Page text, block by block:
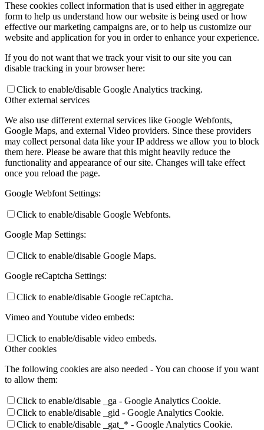
These cookies collect information that is used either in aggregate
form to help us understand how our website is being used or how
effective our marketing campaigns are, or to help us customize our
website and application for you in order to enhance your experience.
If you do not want that we track your visit to our site you can
disable tracking in your browser here:
Click to enable/disable Google Analytics tracking.
Other external services
We also use different external services like Google Webfonts,
Google Maps, and external Video providers. Since these providers
may collect personal data like your IP address we allow you to block
them here. Please be aware that this might heavily reduce the
functionality and appearance of our site. Changes will take effect
once you reload the page.
Google Webfont Settings:
Click to enable/disable Google Webfonts.
Google Map Settings:
Click to enable/disable Google Maps.
Google reCaptcha Settings:
Click to enable/disable Google reCaptcha.
Vimeo and Youtube video embeds:
Click to enable/disable video embeds.
Other cookies
The following cookies are also needed - You can choose if you want
to allow them:
Click to enable/disable _ga - Google Analytics Cookie.
Click to enable/disable _gid - Google Analytics Cookie.
Click to enable/disable _gat_* - Google Analytics Cookie.